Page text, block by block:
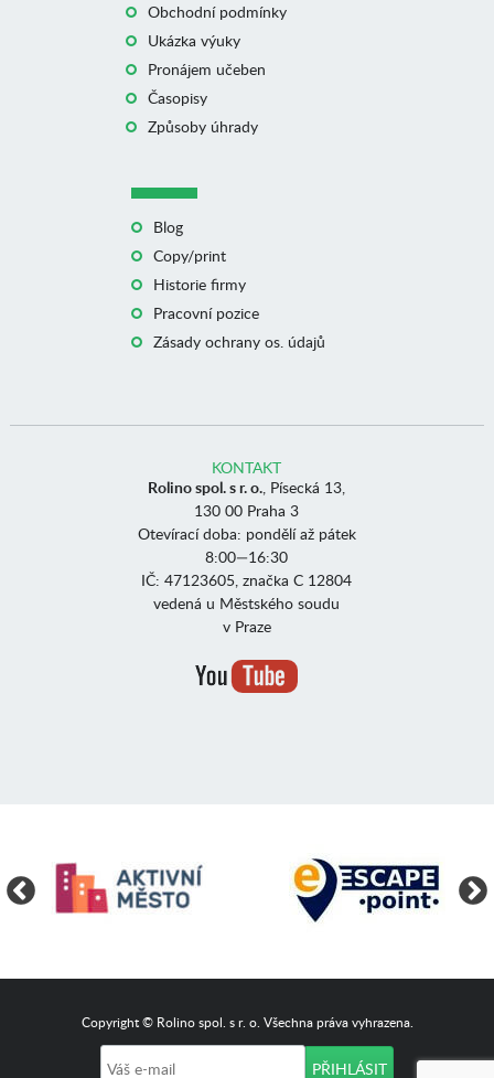
Obchodní podmínky
Ukázka výuky
Pronájem učeben
Časopisy
Způsoby úhrady
Blog
Copy/print
Historie firmy
Pracovní pozice
Zásady ochrany os. údajů
KONTAKT
Rolino spol. s r. o., Písecká 13,
130 00 Praha 3
Otevírací doba: pondělí až pátek
8:00—16:30
IČ: 47123605, značka C 12804
vedená u Městského soudu
v Praze
Copyright © Rolino spol. s r. o. Všechna práva vyhrazena.